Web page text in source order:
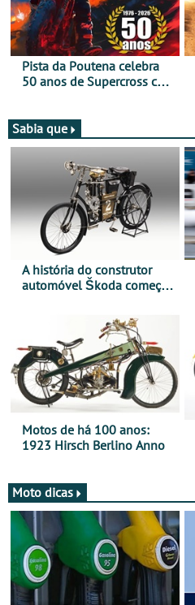
Pista da Poutena celebra
50 anos de Supercross com
Sabia que
A história do construtor
automóvel Škoda começou
Motos de há 100 anos:
1923 Hirsch Berlino Anno
Moto dicas